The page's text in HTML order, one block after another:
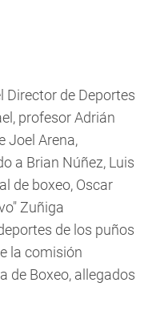
Director de Deportes
profesor Adrián
Joel Arena,
a Brian Núñez, Luis
de boxeo, Oscar
Zuñiga
de los puños
la comisión
de Boxeo, allegados